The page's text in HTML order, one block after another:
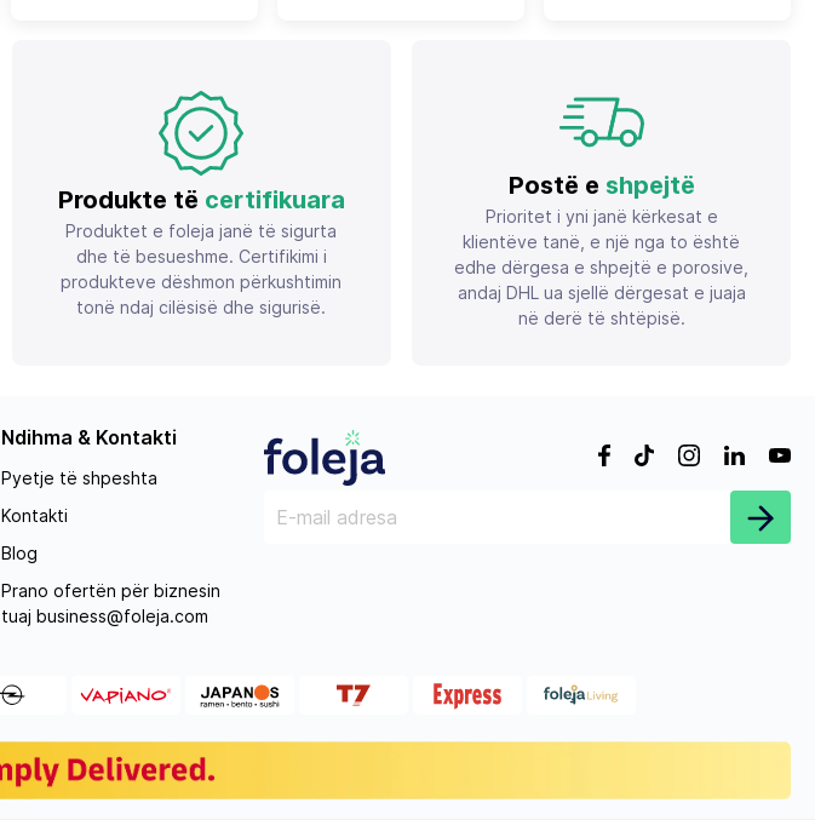
Produkte të certifikuara
Produktet e foleja janë të sigurta
dhe të besueshme. Certifikimi i
produkteve dëshmon përkushtimin
tonë ndaj cilësisë dhe sigurisë.
Postë e shpejtë
Prioritet i yni janë kërkesat e
klientëve tanë, e një nga to është
edhe dërgesa e shpejtë e porosive,
andaj DHL ua sjellë dërgesat e juaja
në derë të shtëpisë.
Ndihma & Kontakti
Pyetje të shpeshta
Kontakti
Blog
Prano ofertën për biznesin
tuaj business@foleja.com